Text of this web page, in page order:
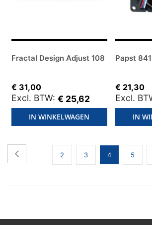
Fractal Design Adjust 108
€ 31,00
€ 25,62
IN WINKELWAGEN
Papst
€ 21,30
IN
Pagina
Pagina
2 Pagina
3
U
lees
4 Pagina
5